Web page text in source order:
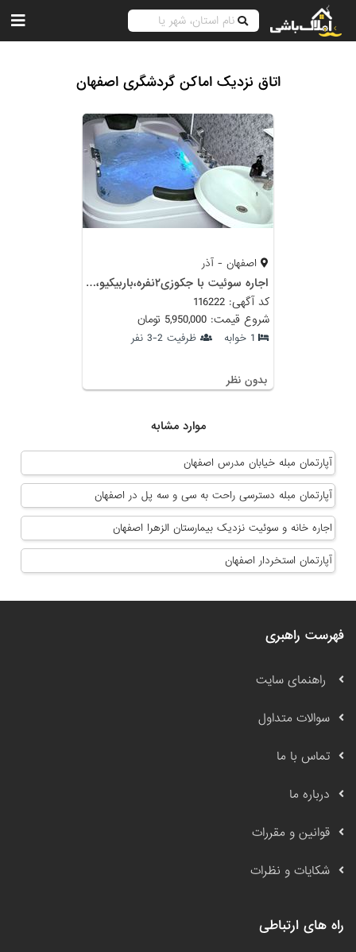
اتاق نزدیک اماکن گردشگری اصفهان
اصفهان - آذر
اجاره سوئیت با جکوزی۲نفره،باربیکیو،آتشکده
کد آگهی: 116222
شروع قیمت: 5,950,000 تومان
1 خوابه ظرفیت 2-3 نفر
بدون نظر
موارد مشابه
آپارتمان مبله خیابان مدرس اصفهان
آپارتمان مبله دسترسی راحت به سی و سه پل در اصفهان
اجاره خانه و سوئیت نزدیک بیمارستان الزهرا اصفهان
آپارتمان استخردار اصفهان
فهرست راهبری
راهنمای سایت
سوالات متداول
تماس با ما
درباره ما
قوانین و مقررات
شکایات و نظرات
راه های ارتباطی